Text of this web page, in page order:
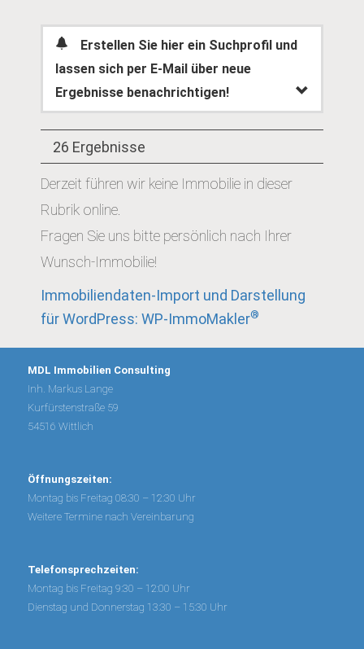
Erstellen Sie hier ein Suchprofil und
lassen sich per E-Mail über neue
Ergebnisse benachrichtigen!
26 Ergebnisse
Derzeit führen wir keine Immobilie in dieser
Rubrik online.
Fragen Sie uns bitte persönlich nach Ihrer
Wunsch-Immobilie!
Immobiliendaten-Import und Darstellung
für WordPress: WP-ImmoMakler®
MDL Immobilien Consulting
Inh. Markus Lange
Kurfürstenstraße 59
54516 Wittlich
Öffnungszeiten:
Montag bis Freitag 08:30 – 12:30 Uhr
Weitere Termine nach Vereinbarung
Telefonsprechzeiten:
Montag bis Freitag 9:30 – 12:00 Uhr
Dienstag und Donnerstag 13:30 – 15:30 Uhr